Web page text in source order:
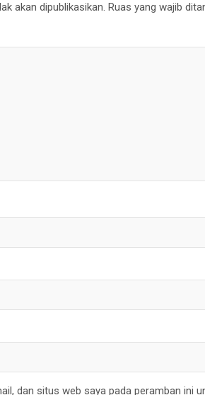
akan dipublikasikan. Ruas yang wajib
dan situs web saya pada peramban ini